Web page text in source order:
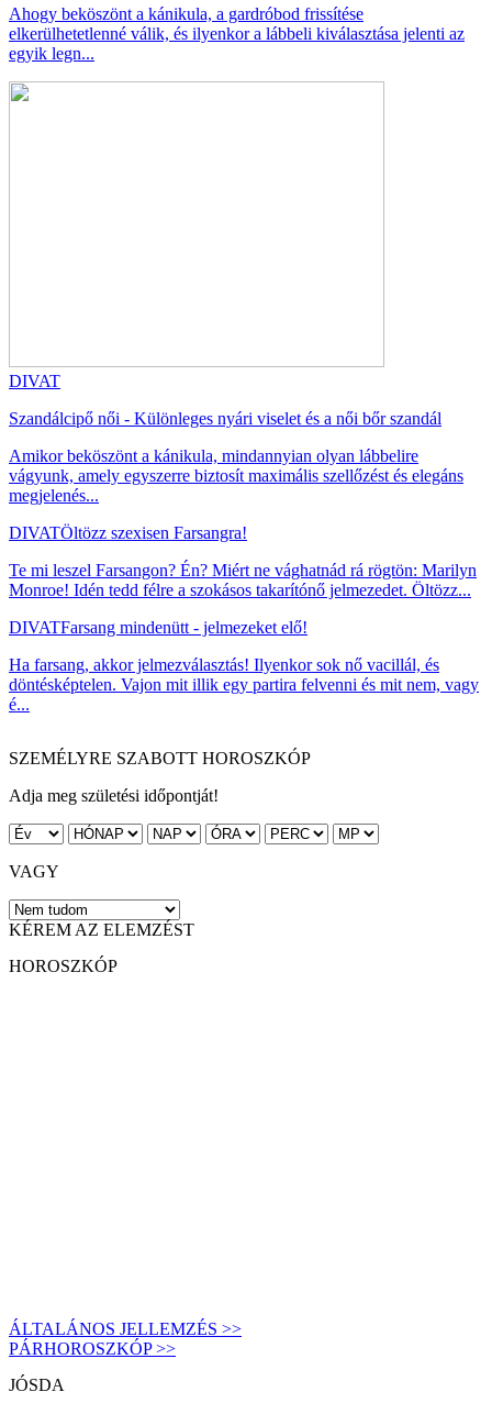
Ahogy beköszönt a kánikula, a gardróbod frissítése
elkerülhetetlenné válik, és ilyenkor a lábbeli kiválasztása jelenti az
egyik legn...
DIVAT
Szandálcipő női - Különleges nyári viselet és a női bőr szandál
Amikor beköszönt a kánikula, mindannyian olyan lábbelire
vágyunk, amely egyszerre biztosít maximális szellőzést és elegáns
megjelenés...
DIVATÖltözz szexisen Farsangra!
Te mi leszel Farsangon? Én? Miért ne vághatnád rá rögtön: Marilyn
Monroe! Idén tedd félre a szokásos takarítónő jelmezedet. Öltözz...
DIVATFarsang mindenütt - jelmezeket elő!
Ha farsang, akkor jelmezválasztás! Ilyenkor sok nő vacillál, és
döntésképtelen. Vajon mit illik egy partira felvenni és mit nem, vagy
é...
SZEMÉLYRE SZABOTT HOROSZKÓP
Adja meg születési időpontját!
VAGY
KÉREM AZ ELEMZÉST
HOROSZKÓP
ÁLTALÁNOS JELLEMZÉS >>
PÁRHOROSZKÓP >>
JÓSDA